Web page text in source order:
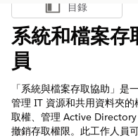
顯示目錄
目錄
系統和檔案
員
「系統與檔案存取協助」是
管理 IT 資源和共用資料夾
取權、管理 Active
撤銷存取權限。此工作人員